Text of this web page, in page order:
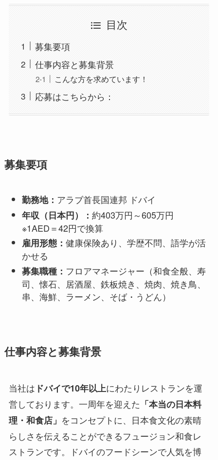
目次
募集要項
仕事内容と募集背景
こんな方を求めています！
応募はこちらから：
募集要項
勤務地： アラブ首長国連邦 ドバイ
年収（日本円）： 約403万円～605万円
※1AED＝42円で換算
雇用形態： 健康保険あり、学歴不問、語学が活
かせる
募集職種： フロアマネージャー（和食全般、寿
司、懐石、居酒屋、鉄板焼き、焼肉、焼き鳥、
串、海鮮、ラーメン、そば・うどん）
仕事内容と募集背景
当社は ドバイで10年以上にわたりレストランを運
営しております。一周年を迎えた 「本当の日本料
理・和食店」 をコンセプトに、日本食文化の素晴
らしさを伝えることができるフュージョン和食レ
ストランです。ドバイのフードシーンで人気を博